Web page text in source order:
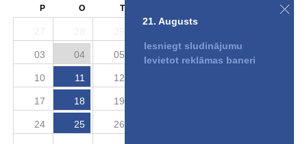
P
O T S
03 04 05 06 07
10 11 12
17 18 19
24 25 26
21. Augusts
Iesniegt sludinājumu
Ievietot reklāmas baneri